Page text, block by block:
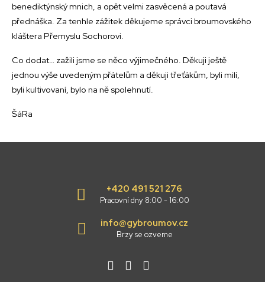
benediktýnský mnich, a opět velmi zasvěcená a poutavá
přednáška. Za tenhle zážitek děkujeme správci broumovského
kláštera Přemyslu Sochorovi.
Co dodat… zažili jsme se něco výjimečného. Děkuji ještě
jednou výše uvedeným přátelům a děkuji třeťákům, byli milí,
byli kultivovaní, bylo na ně spolehnutí.
ŠáRa
+420 491 521 276
Pracovní dny 8:00 - 16:00
info@gybroumov.cz
Brzy se ozveme